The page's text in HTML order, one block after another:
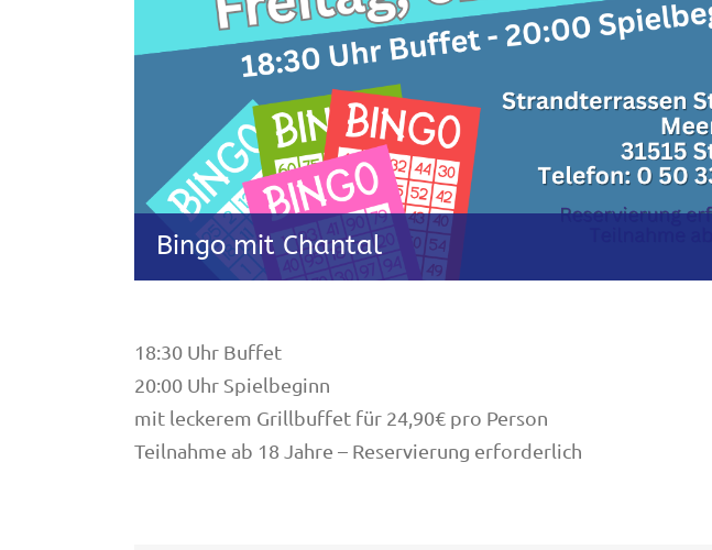
Bingo mit Chantal
18:30 Uhr Buffet
20:00 Uhr Spielbeginn
mit leckerem Grillbuffet für 24,90€ pro Person
Teilnahme ab 18 Jahre – Reservierung erforderlich